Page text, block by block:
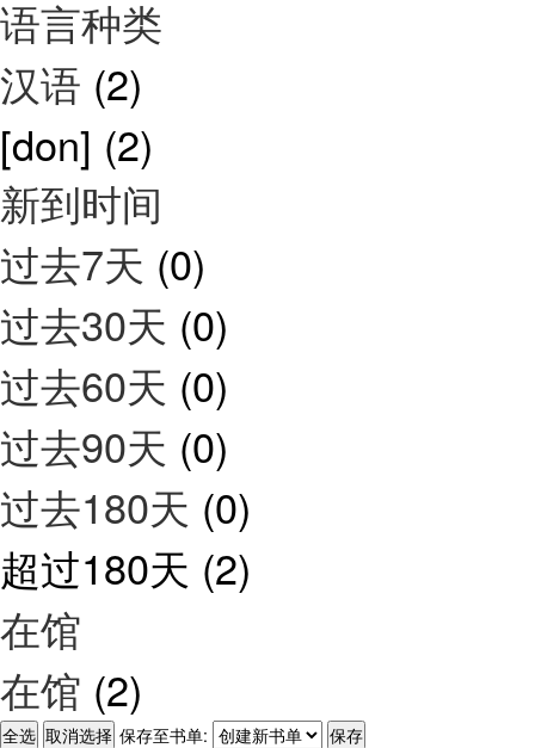
语言种类
汉语 (2)
[don] (2)
新到时间
过去7天 (0)
过去30天 (0)
过去60天 (0)
过去90天 (0)
过去180天 (0)
超过180天 (2)
在馆
在馆 (2)
保存至书单: